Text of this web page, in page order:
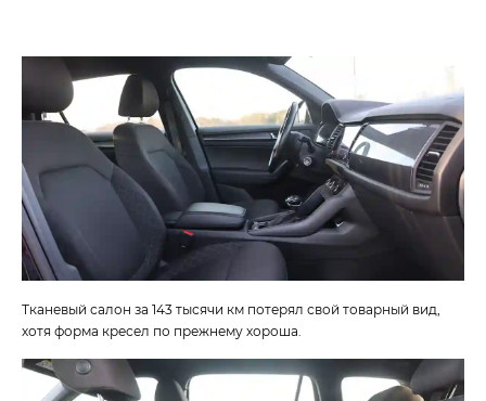
Тканевый салон за 143 тысячи км потерял свой товарный вид,
хотя форма кресел по прежнему хороша.